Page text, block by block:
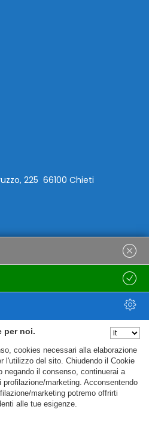
225 66100 Chieti
per noi.
cookies necessari alla elaborazione
l'utilizzo del sito. Chiudendo il Cookie
negando il consenso, continuerai a
marketing. Acconsentendo
marketing potremo offrirti
alle tue esigenze.